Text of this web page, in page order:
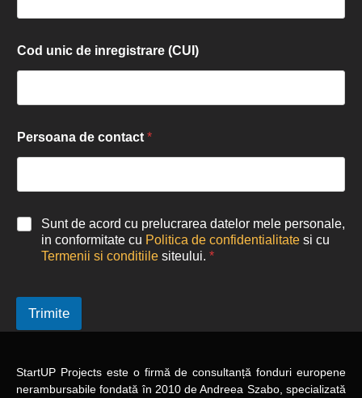
Cod unic de inregistrare (CUI)
Persoana de contact *
Sunt de acord cu prelucrarea datelor mele personale,
in conformitate cu Politica de confidentialitate si cu
Termenii si conditiile siteului. *
Trimite
StartUP Projectseste o firmă de consultanță fonduri europene
nerambursabilefondată în 2010de Andreea Szabo, specializată